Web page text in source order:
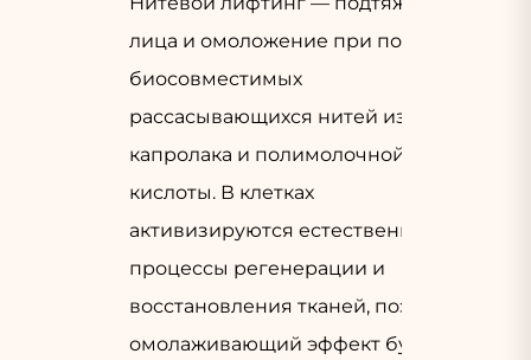
лица и омоложение при помощи
биосовместимых
рассасывающихся нитей из
капролака и полимолочной
кислоты. В клетках
активизируются естественные
процессы регенерации и
восстановления тканей, поэтому
омолаживающий эффект будет